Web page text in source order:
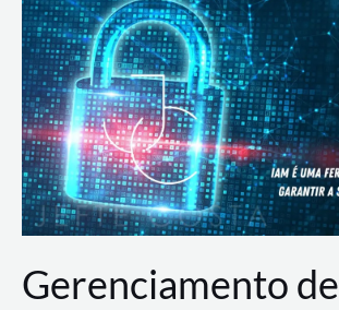
Segurança
e
Operações
Gerenciamento de